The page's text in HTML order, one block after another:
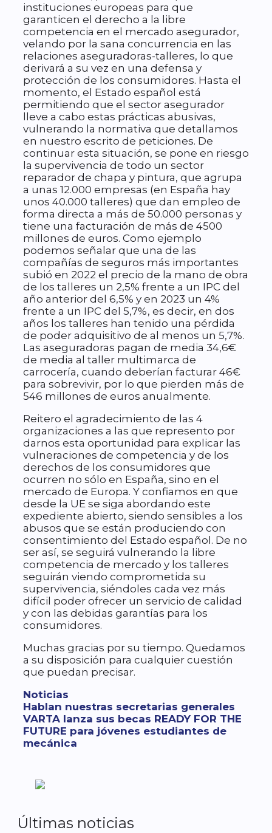
instituciones europeas para que
garanticen el derecho a la libre
competencia en el mercado asegurador,
velando por la sana concurrencia en las
relaciones aseguradoras-talleres, lo que
derivará a su vez en una defensa y
protección de los consumidores. Hasta el
momento, el Estado español está
permitiendo que el sector asegurador
lleve a cabo estas prácticas abusivas,
vulnerando la normativa que detallamos
en nuestro escrito de peticiones. De
continuar esta situación, se pone en riesgo
la supervivencia de todo un sector
reparador de chapa y pintura, que agrupa
a unas 12.000 empresas (en España hay
unos 40.000 talleres) que dan empleo de
forma directa a más de 50.000 personas y
tiene una facturación de más de 4500
millones de euros. Como ejemplo
podemos señalar que una de las
compañías de seguros más importantes
subió en 2022 el precio de la mano de obra
de los talleres un 2,5% frente a un IPC del
año anterior del 6,5% y en 2023 un 4%
frente a un IPC del 5,7%, es decir, en dos
años los talleres han tenido una pérdida
de poder adquisitivo de al menos un 5,7%.
Las aseguradoras pagan de media 34,6€
de media al taller multimarca de
carrocería, cuando deberían facturar 46€
para sobrevivir, por lo que pierden más de
546 millones de euros anualmente.
Reitero el agradecimiento de las 4
organizaciones a las que represento por
darnos esta oportunidad para explicar las
vulneraciones de competencia y de los
derechos de los consumidores que
ocurren no sólo en España, sino en el
mercado de Europa. Y confiamos en que
desde la UE se siga abordando este
expediente abierto, siendo sensibles a los
abusos que se están produciendo con
consentimiento del Estado español. De no
ser así, se seguirá vulnerando la libre
competencia de mercado y los talleres
seguirán viendo comprometida su
supervivencia, siéndoles cada vez más
difícil poder ofrecer un servicio de calidad
y con las debidas garantías para los
consumidores.
Muchas gracias por su tiempo. Quedamos
a su disposición para cualquier cuestión
que puedan precisar.
Categorías
Noticias
Hablan nuestras secretarias generales
VARTA lanza sus becas READY FOR THE
FUTURE para jóvenes estudiantes de
mecánica
Últimas noticias